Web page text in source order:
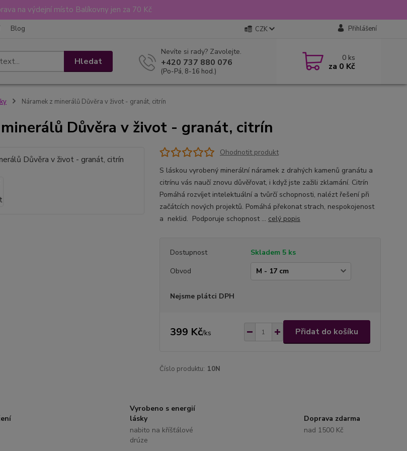
na výdejní místo Balíkovny jen za 70 Kč
Blog CZK Přihlášení
Hledat
Nevíte si rady? Zavolejte.
+420 737 880 076
(Po-Pá, 8-16 hod.)
0 ks
za 0 Kč
Náramek z minerálů Důvěra v život - granát, citrín
Důvěra v život - granát, citrín
Ohodnotit produkt
S láskou vyrobený minerální náramek z drahých kamenů granátu a
citrínu vás naučí znovu důvěřovat, i když jste zažili zklamání. Citrín
Pomáhá rozvíjet intelektuální a tvůrčí schopnosti, nalézt řešení při
začátcích nových projektů. Pomáhá překonat strach, nespokojenost
a neklid. Podporuje schopnost ... celý popis
Dostupnost
Skladem 5 ks
Obvod
Nejsme plátci DPH
399 Kč/ks Přidat do košíku
Číslo produktu: 10N
Vyrobeno s energií
lásky
nabito na kříšťálové
drúze
Doprava zdarma
nad 1500 Kč